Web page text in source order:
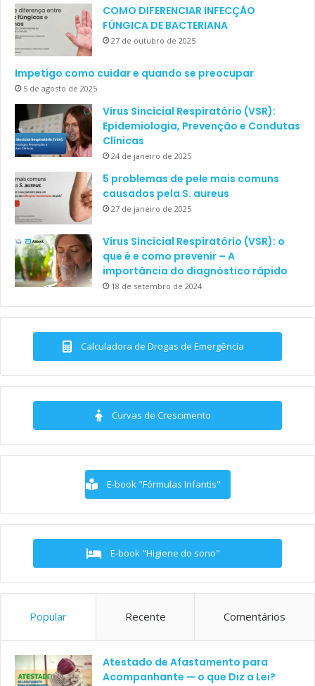
COMO DIFERENCIAR INFECÇÃO
FÚNGICA DE BACTERIANA
27 de outubro de 2025
Impetigo como cuidar e quando se preocupar
5 de agosto de 2025
Vírus Sincicial Respiratório (VSR):
Epidemiologia, Prevenção e Condutas
Clínicas
24 de janeiro de 2025
5 problemas de pele mais comuns
causados pela S. aureus
27 de janeiro de 2025
Vírus Sincicial Respiratório (VSR): o
que é e como prevenir – A
importância do diagnóstico rápido
18 de setembro de 2024
Calculadora de Drogas de Emergência
Curvas de Crescimento
E-book "Fórmulas Infantis"
E-book "Higiene do sono"
Popular Recente Comentários
Atestado de Afastamento para
Acompanhante — o que Diz a Lei?